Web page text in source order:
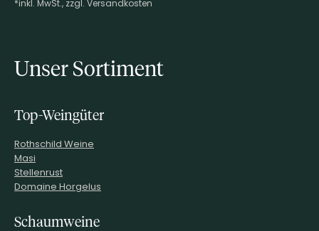
Footer-Menü
*inkl. MwSt., zzgl. Versandkosten
Unser Sortiment
Top-Weingüter
Rothschild Weine
Masi
Stellenrust
Domaine Horgelus
Schaumweine